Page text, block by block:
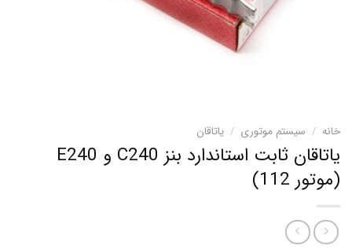
خانه / سیستم موتوری / یاتاقان
یاتاقان ثابت استاندارد بنز C240 و E240
(موتور 112)